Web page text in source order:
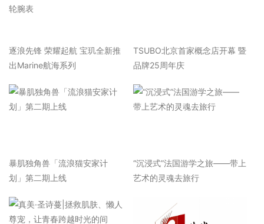
逐浪先锋 荣耀起航 宝玑全新推
出Marine航海系列
TSUBO北京首家概念店开幕 暨
品牌25周年庆
暴肌独角兽「流浪猫安家计
划」第二期上线
“沉浸式”法国游学之旅——带上
艺术的灵魂去旅行